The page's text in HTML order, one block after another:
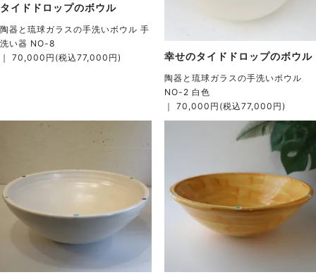
タイドドロップのボウル
陶器と琉球ガラスの手洗いボウル 手
洗い器 NO-8
｜ 70,000円(税込77,000円)
幸せのタイドドロップのボウル
陶器と琉球ガラスの手洗いボウル
NO-2 白色
｜ 70,000円(税込77,000円)